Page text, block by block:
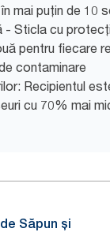
mai puțin de 10
- Sticla cu
pentru fiecare
contaminare
Recipientul
cu 70% mai
Săpun și